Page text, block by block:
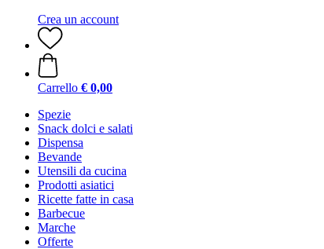
Crea un account
Carrello € 0,00
Spezie
Snack dolci e salati
Dispensa
Bevande
Utensili da cucina
Prodotti asiatici
Ricette fatte in casa
Barbecue
Marche
Offerte